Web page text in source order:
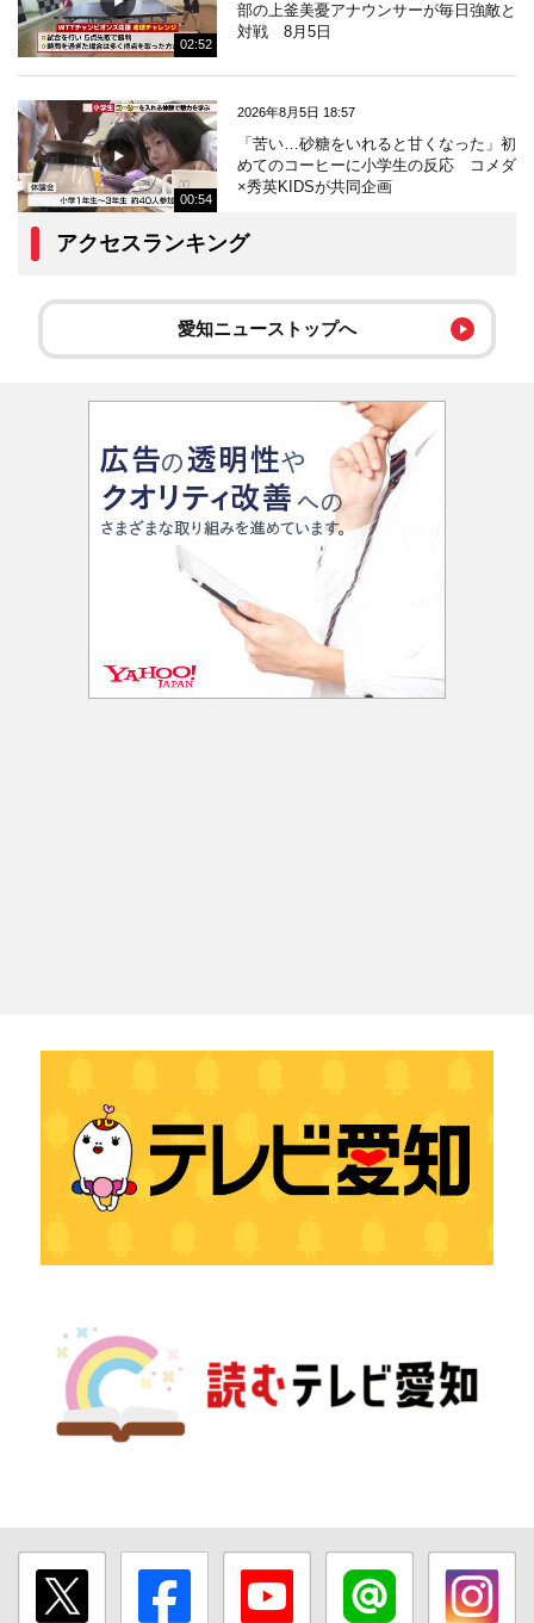
02:52
部の上釜美憂アナウンサーが毎日強敵と
対戦 8月5日
00:54
2026年8月5日 18:57
「苦い…砂糖をいれると甘くなった」初
めてのコーヒーに小学生の反応 コメダ
×秀英KIDSが共同企画
アクセスランキング
愛知ニューストップへ